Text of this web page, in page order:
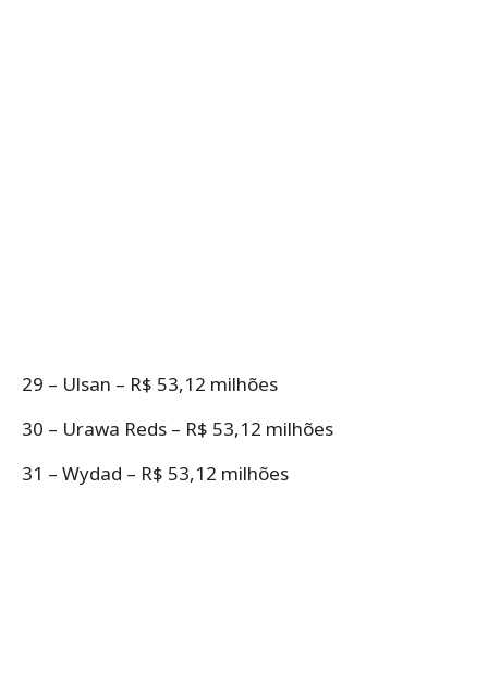
29 – Ulsan – R$ 53,12 milhões
30 – Urawa Reds – R$ 53,12 milhões
31 – Wydad – R$ 53,12 milhões